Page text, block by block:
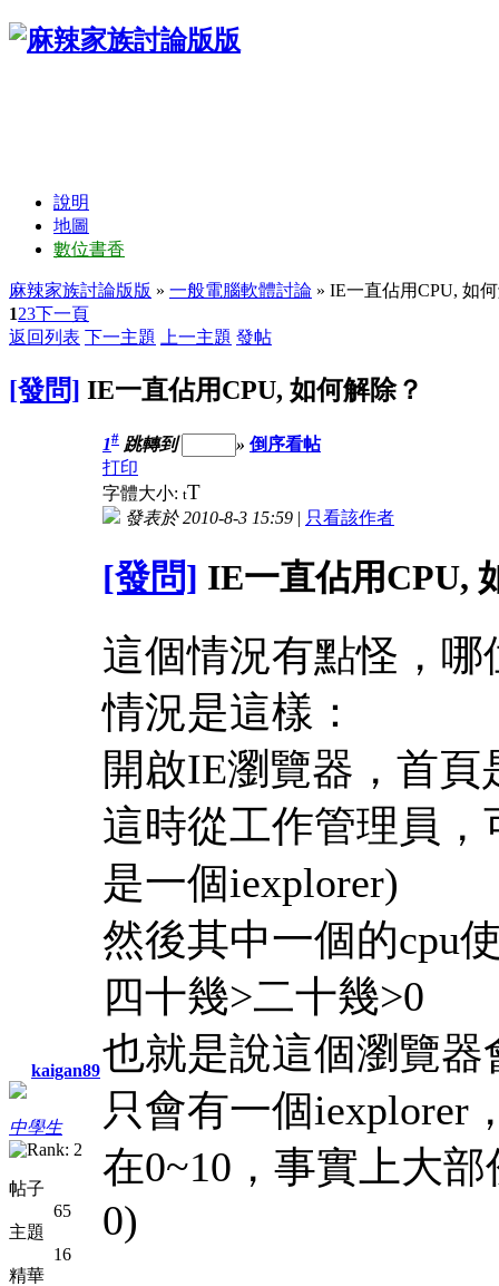
說明
地圖
數位書香
麻辣家族討論版版 » 一般電腦軟體討論 » IE一直佔用CPU, 如
123下一頁
返回列表 下一主題 上一主題 發帖
[發問] IE一直佔用CPU, 如何解除？
kaigan89
中學生
帖子
65
主題
16
精華
1# 跳轉到 » 倒序看帖
打印
字體大小: tT
發表於 2010-8-3 15:59 | 只看該作者
[發問] IE一直佔用CPU,
這個情況有點怪，
情況是這樣：
開啟IE瀏覽器，首
這時從工作管理員，
是一個iexplorer)
然後其中一個的cpu
四十幾>二十幾>0
也就是說這個瀏覽器
只會有一個iexplorer
在0~10，事實上大
0)